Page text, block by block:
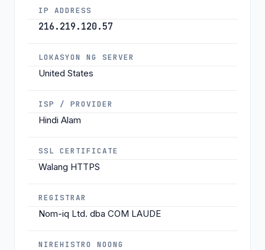
IP ADDRESS
216.219.120.57
LOKASYON NG SERVER
United States
ISP / PROVIDER
Hindi Alam
SSL CERTIFICATE
Walang HTTPS
REGISTRAR
Nom-iq Ltd. dba COM LAUDE
NIREHISTRO NOONG